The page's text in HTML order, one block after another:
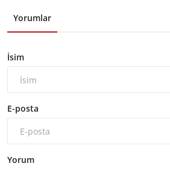
Yorumlar
İsim
E-posta
Yorum